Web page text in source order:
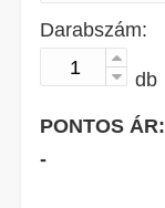
Darabszám:
db
PONTOS ÁR:
-